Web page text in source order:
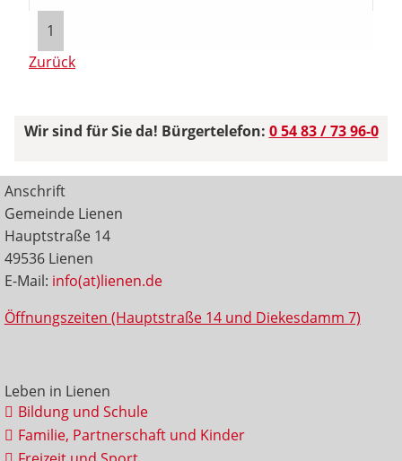
1
Zurück
Wir sind für Sie da! Bürgertelefon: 0 54 83 / 73 96-0
Anschrift
Gemeinde Lienen
Hauptstraße 14
49536 Lienen
E-Mail: info(at)lienen.de
Öffnungszeiten (Hauptstraße 14 und Diekesdamm 7)
Leben in Lienen
Bildung und Schule
Familie, Partnerschaft und Kinder